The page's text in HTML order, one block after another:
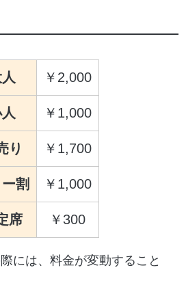
2,000
1,000
り 1,700
割 1,000
席 300
には、料金が変動すること